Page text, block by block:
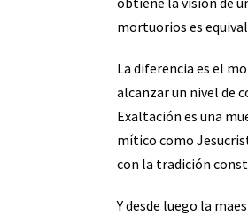
mortuorios es
La diferencia es el
alcanzar un nivel de
Exaltación es una
mítico como
con la tradición
Y desde luego la